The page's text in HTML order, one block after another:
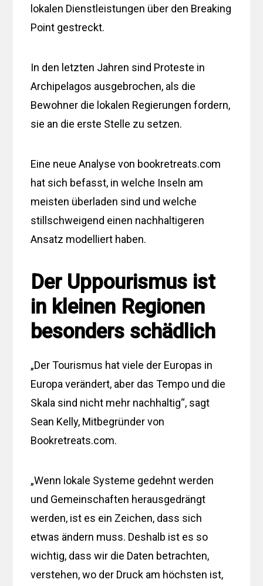
lokalen Dienstleistungen über den Breaking
Point gestreckt.
In den letzten Jahren sind Proteste in
Archipelagos ausgebrochen, als die
Bewohner die lokalen Regierungen fordern,
sie an die erste Stelle zu setzen.
Eine neue Analyse von bookretreats.com
hat sich befasst, in welche Inseln am
meisten überladen sind und welche
stillschweigend einen nachhaltigeren
Ansatz modelliert haben.
Der Uppourismus ist
in kleinen Regionen
besonders schädlich
„Der Tourismus hat viele der Europas in
Europa verändert, aber das Tempo und die
Skala sind nicht mehr nachhaltig“, sagt
Sean Kelly, Mitbegründer von
Bookretreats.com.
„Wenn lokale Systeme gedehnt werden
und Gemeinschaften herausgedrängt
werden, ist es ein Zeichen, dass sich
etwas ändern muss. Deshalb ist es so
wichtig, dass wir die Daten betrachten,
verstehen, wo der Druck am höchsten ist,